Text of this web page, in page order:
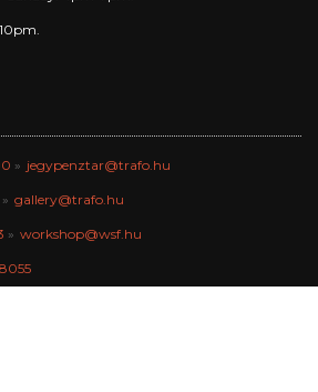
jegypenztar@trafo.hu
gallery@trafo.hu
workshop@wsf.hu